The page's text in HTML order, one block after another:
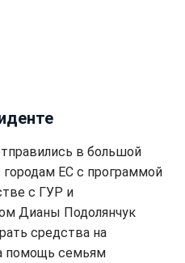
в большой
городам ЕС с программой
с ГУР и
Дианы Подолянчук
средства на
помощь семьям